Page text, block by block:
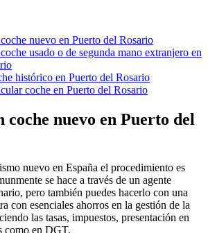
nuevo en Puerto del Rosario
usado o de segunda mano extranjero en
histórico en Puerto del Rosario
coche en Puerto del Rosario
nuevo en Puerto del
nuevo en España el procedimiento es
se hace a través de un agente
pero también puedes hacerlo con una
con esenciales ahorros en la gestión de la
las tasas, impuestos, presentación en
como en DGT.